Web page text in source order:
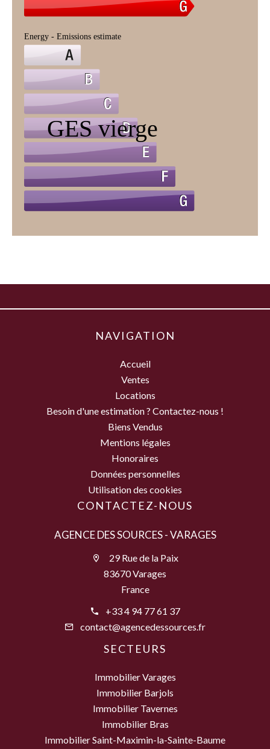
NAVIGATION
Accueil
Ventes
Locations
Besoin d'une estimation ? Contactez-nous !
Biens Vendus
Mentions légales
Honoraires
Données personnelles
Utilisation des cookies
CONTACTEZ-NOUS
AGENCE DES SOURCES - VARAGES
29 Rue de la Paix
83670 Varages
France
+33 4 94 77 61 37
contact@agencedessources.fr
SECTEURS
Immobilier Varages
Immobilier Barjols
Immobilier Tavernes
Immobilier Bras
Immobilier Saint-Maximin-la-Sainte-Baume